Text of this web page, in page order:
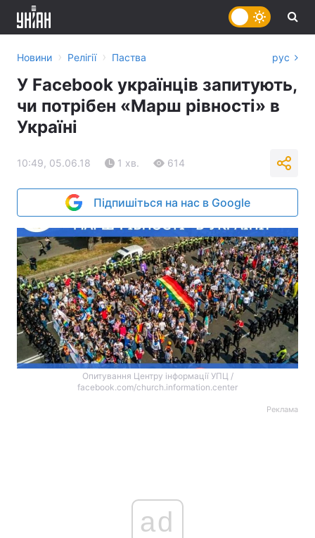
Новини › Релігії › Паства рус
У Facebook українців запитують,
чи потрібен «Марш рівності» в
Україні
10:49, 05.06.18 1 хв. 614
Підпишіться на нас в Google
Опитування Центру інформації УПЦ /
facebook.com/church.information.center
Реклама
ad